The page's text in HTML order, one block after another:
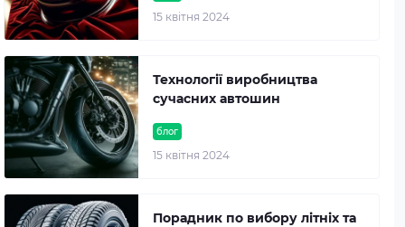
15 квітня 2024
блог
15 квітня 2024
Технології виробництва
сучасних автошин
Порадник по вибору літніх та